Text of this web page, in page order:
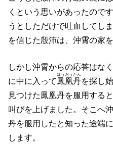
くという思いがあったので
うとしただけで吐血してし
を信じた殷沛は、沖霄の家を
しかし沖霄からの応答はな
に中に入って鳳凰丹
ほうおうたん
を探し
見つけた鳳凰丹を服用する
叫びを上げました。そこへ
丹を服用したと知った途端
します。